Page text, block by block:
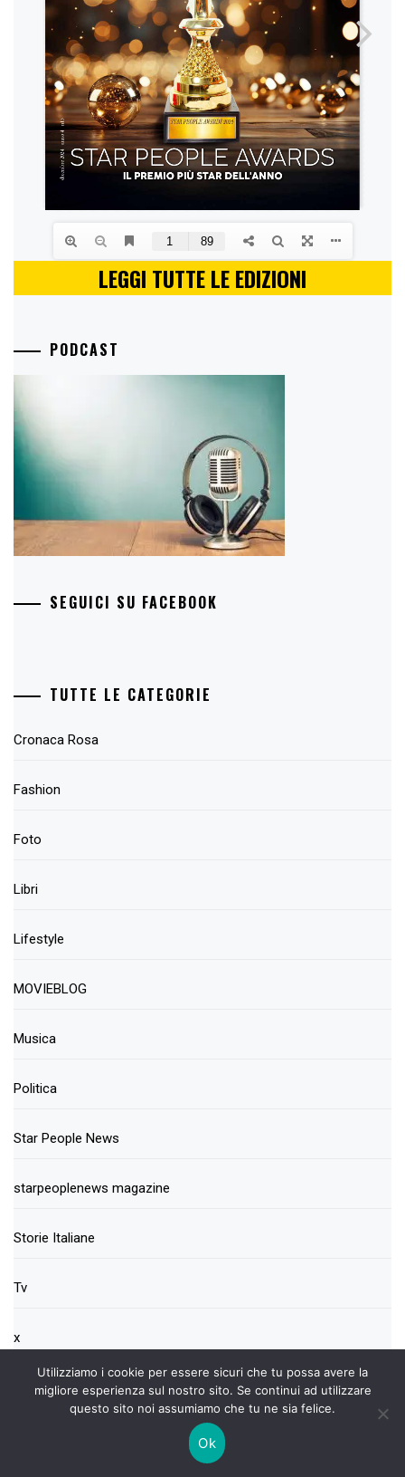
LEGGI TUTTE LE EDIZIONI
PODCAST
SEGUICI SU FACEBOOK
TUTTE LE CATEGORIE
Cronaca Rosa
Fashion
Foto
Libri
Lifestyle
MOVIEBLOG
Musica
Politica
Star People News
starpeoplenews magazine
Storie Italiane
Tv
x
Utilizziamo i cookie per essere sicuri che tu possa avere la
migliore esperienza sul nostro sito. Se continui ad utilizzare
questo sito noi assumiamo che tu ne sia felice.
Ok